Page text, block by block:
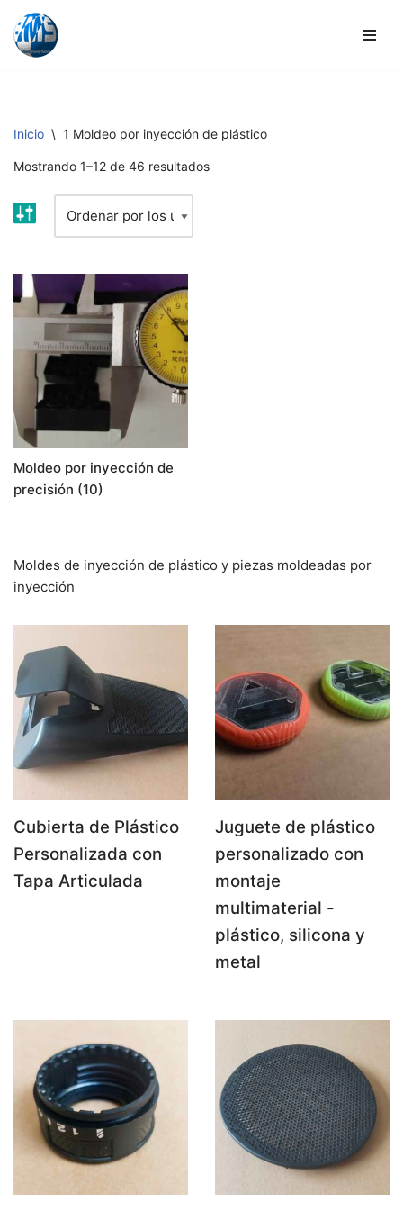
Ir
Inicio \ 1 Moldeo por inyección de plástico
Mostrando 1–12 de 46 resultados
Moldeo por inyección de
precisión (10)
Moldes de inyección de plástico y piezas moldeadas por
inyección
Cubierta de Plástico
Personalizada con
Tapa Articulada
Juguete de plástico
personalizado con
montaje
multimaterial -
plástico, silicona y
metal